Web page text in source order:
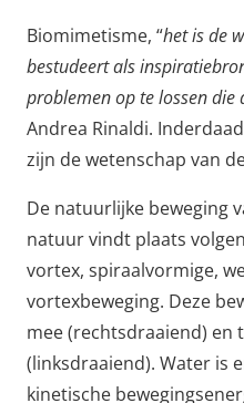
Biomimetisme, “het is de
bestudeert als
problemen op te lossen
Andrea Rinaldi.
zijn de wetenschap van
De natuurlijke beweging
natuur vindt plaats
vortex, spiraalvormige,
vortexbeweging. Deze
mee (rechtsdraaiend) en
(linksdraaiend). Water is
kinetische